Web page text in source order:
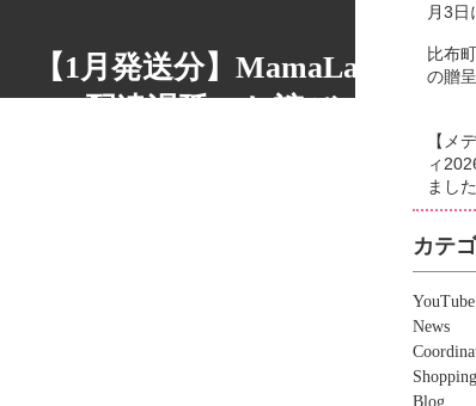
【1月発送分】MamaLady
Box配達遅延のお詫び
月3日
比布
の贈
【メ
ィ
ました
カテ
YouTube
News
Shopping
Blog